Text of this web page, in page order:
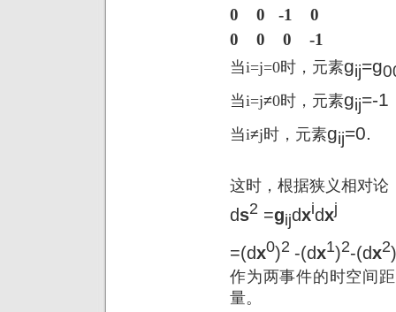
0
0 -1
0
0
0 0 -1
当i=j=0时，元素gij=g
当i=j≠0时，元素gij=-1
当i≠j时，元素gij=0.
这时，根据狭义相对论
ds2 =gijdxidxj
=(dx0)2 -(dx1)2-(dx2)
作为两事件的时空间
量。